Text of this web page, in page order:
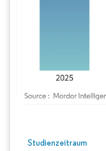
Studienzeitraum